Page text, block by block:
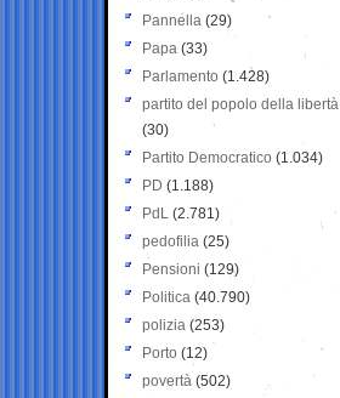
Pannella (29)
Papa (33)
Parlamento (1.428)
partito del popolo della libertà
(30)
Partito Democratico (1.034)
PD (1.188)
PdL (2.781)
pedofilia (25)
Pensioni (129)
Politica (40.790)
polizia (253)
Porto (12)
povertà (502)